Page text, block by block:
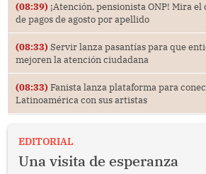
(08:39) ¡Atención, pensionista ONP! Mira
de pagos de agosto por apellido
(08:33) Servir lanza pasantías para que
mejoren la atención ciudadana
(08:33) Fanista lanza plataforma para
Latinoamérica con sus artistas
EDITORIAL
Una visita de esperanza